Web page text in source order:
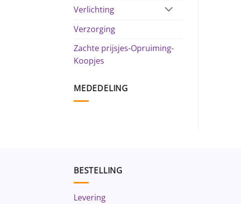
Verlichting
Verzorging
Zachte prijsjes-Opruiming-
Koopjes
MEDEDELING
BESTELLING
Levering